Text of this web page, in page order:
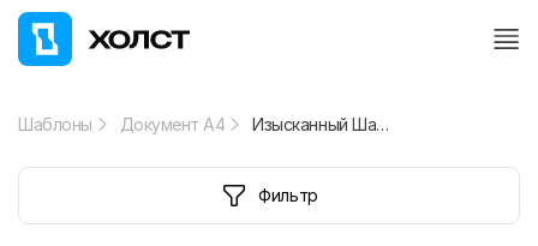
Шаблоны Документ А4 Изысканный Шаблон Корпоративного Письма A4
Фильтр